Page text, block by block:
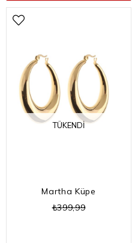
TÜKENDI
Martha Küpe
₺399,99